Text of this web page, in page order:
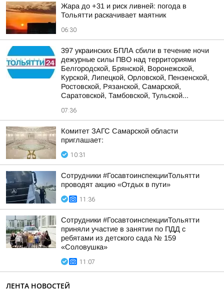
Жара до +31 и риск ливней: погода в
Тольятти раскачивает маятник
06:30
397 украинских БПЛА сбили в течение ночи
дежурные силы ПВО над территориями
Белгородской, Брянской, Воронежской,
Курской, Липецкой, Орловской, Пензенской,
Ростовской, Рязанской, Самарской,
Саратовской, Тамбовской, Тульской...
07:36
Комитет ЗАГС Самарской области
приглашает:
10:31
Сотрудники #ГосавтоинспекцииТольятти
проводят акцию «Отдых в пути»
11:36
Сотрудники #ГосавтоинспекцииТольятти
приняли участие в занятии по ПДД с
ребятами из детского сада № 159
«Соловушка»
11:07
ЛЕНТА НОВОСТЕЙ